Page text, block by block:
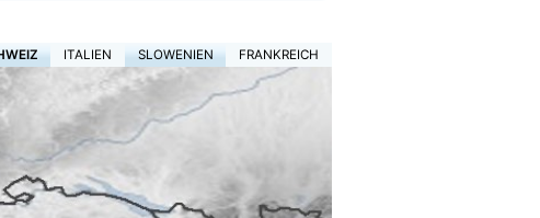
ITALIEN SLOWENIEN FRANKREICH